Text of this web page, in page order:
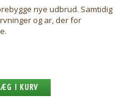
nye udbrud. Samtidig
og ar, der for
I KURV